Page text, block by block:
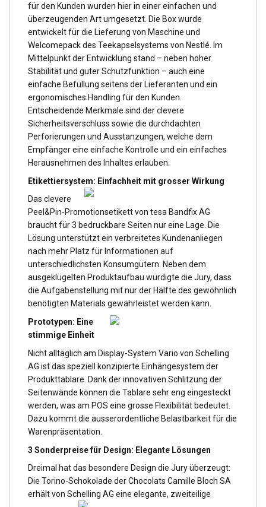
für den Kunden wurden hier in einer einfachen und
überzeugenden Art umgesetzt. Die Box wurde
entwickelt für die Lieferung von Maschine und
Welcomepack des Teekapselsystems von Nestlé. Im
Mittelpunkt der Entwicklung stand – neben hoher
Stabilität und guter Schutzfunktion – auch eine
einfache Befüllung seitens der Lieferanten und ein
ergonomisches Handling für den Kunden.
Entscheidende Merkmale sind der clevere
Sicherheitsverschluss sowie die durchdachten
Perforierungen und Ausstanzungen, welche dem
Empfänger eine einfache Kontrolle und ein einfaches
Herausnehmen des Inhaltes erlauben.
Etikettiersystem: Einfachheit mit grosser Wirkung
Das clevere
Peel&Pin-Promotionsetikett von tesa Bandfix AG
braucht für 3 bedruckbare Seiten nur eine Lage. Die
Lösung unterstützt ein verbreitetes Kundenanliegen
nach mehr Platz für Informationen auf
unterschiedlichsten Konsumgütern. Neben dem
ausgeklügelten Produktaufbau würdigte die Jury, dass
die Aufgabenstellung mit nur der Hälfte des gewöhnlich
benötigten Materials gewährleistet werden kann.
Prototypen: Eine
stimmige Einheit
Nicht alltäglich am Display-System Vario von Schelling
AG ist das speziell konzipierte Einhängesystem der
Produkttablare. Dank der innovativen Schlitzung der
Seitenwände können die Tablare sehr eng eingesteckt
werden, was am POS eine grosse Flexibilität bedeutet.
Dazu kommt die ausserordentliche Belastbarkeit für die
Warenpräsentation.
3 Sonderpreise für Design: Elegante Lösungen
Dreimal hat das besondere Design die Jury überzeugt:
Die Torino-Schokolade der Chocolats Camille Bloch SA
erhält von Schelling AG eine elegante, zweiteilige